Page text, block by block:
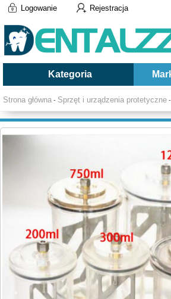
Logowanie Rejestracja
Kategoria
Strona główna - Sprzęt i urządzenia protetyczne -